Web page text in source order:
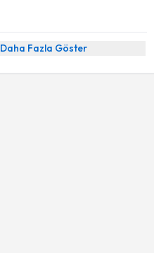
Daha Fazla Göster